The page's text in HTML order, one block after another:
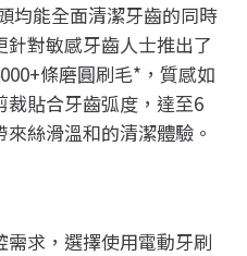
均能全面清潔牙齒的同時
對敏感牙齒人士推出了
條磨圓刷毛*，質感如
貼合牙齒弧度，達至6
絲滑溫和的清潔體驗。
求，選擇使用電動牙刷